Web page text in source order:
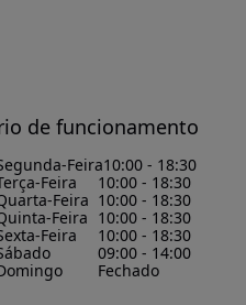
de funcionamento
Feira10:00 - 18:30
Feira
10:00 - 18:30
Feira 10:00 - 18:30
Feira 10:00 - 18:30
Feira
10:00 - 18:30
09:00 - 14:00
Fechado